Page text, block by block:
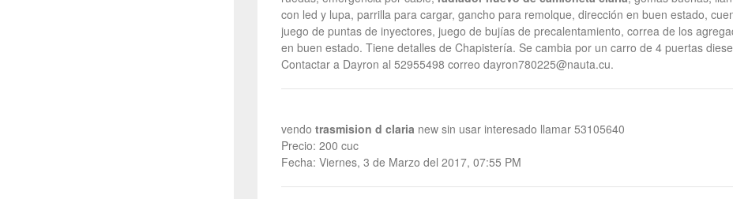
con led y lupa, parrilla para cargar, gancho para remolque, dirección en buen estado,
juego de puntas de inyectores, juego de bujías de precalentamiento, correa de los
en buen estado. Tiene detalles de Chapistería. Se cambia por un carro de 4 puertas
Contactar a Dayron al 52955498 correo dayron780225@nauta.cu.
vendo trasmision d claria new sin usar interesado llamar 53105640
Precio: 200 cuc
Fecha: Viernes, 3 de Marzo del 2017, 07:55 PM